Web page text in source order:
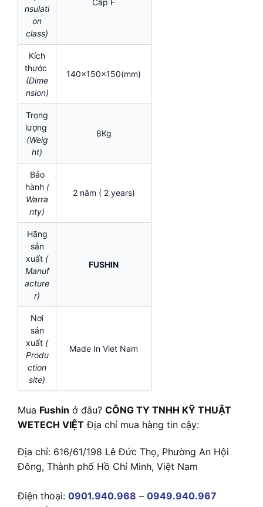
nsulati
on
class)
Cấp F
Kích
thước
(Dime
nsion)
140x150x150(mm)
Trọng
lượng
(Weig
ht)
8Kg
Bảo
hành (
Warra
nty)
2 năm ( 2 years)
Hãng
sản
xuất (
Manuf
acture
r)
FUSHIN
Nơi
sản
xuất (
Produ
ction
site)
Made In Viet Nam
Mua Fushin ở đâu? CÔNG TY TNHH KỸ THUẬT
WETECH VIỆT Địa chỉ mua hàng tin cậy:
Địa chỉ: 616/61/198 Lê Đức Thọ, Phường An Hội
Đông, Thành phố Hồ Chí Minh, Việt Nam
Điện thoại: 0901.940.968 – 0949.940.967